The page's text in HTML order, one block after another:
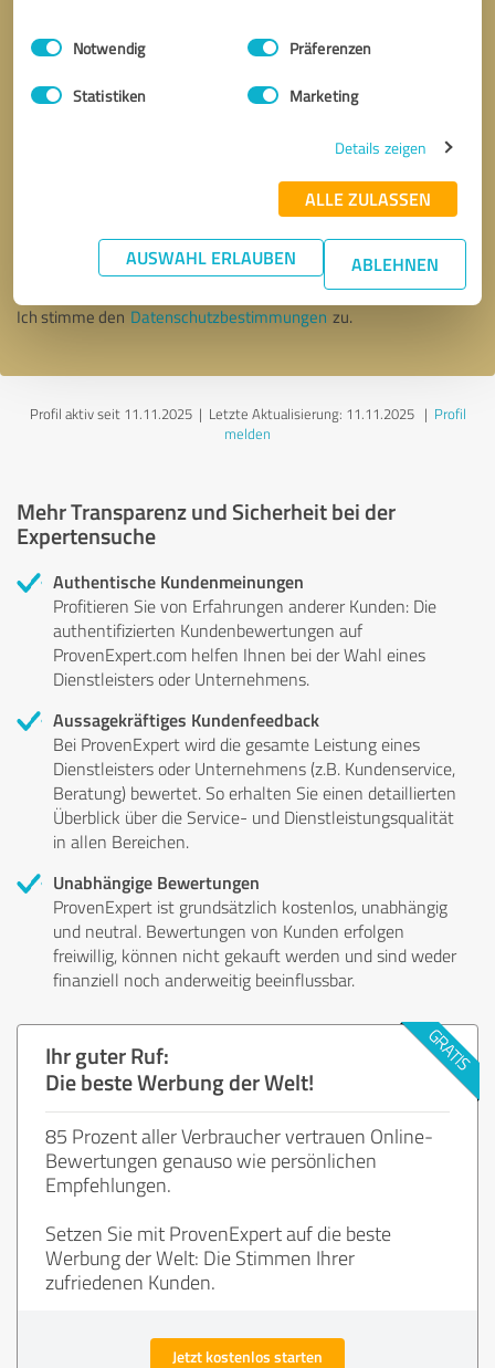
Impressum Datenschutzbestimmungen
Einwilligungsauswahl
Notwendig Präferenzen
Statistiken Marketing
Details zeigen
ALLE ZULASSEN
AUSWAHL ERLAUBEN ABLEHNEN
* Erforderliche Angaben
Nachricht senden
Ich stimme den Datenschutzbestimmungen zu.
Profil aktiv seit 11.11.2025 | Letzte Aktualisierung: 11.11.2025| Profil
melden
Mehr Transparenz und Sicherheit bei der
Expertensuche
Authentische Kundenmeinungen
Profitieren Sie von Erfahrungen anderer Kunden: Die
authentifizierten Kundenbewertungen auf
ProvenExpert.com helfen Ihnen bei der Wahl eines
Dienstleisters oder Unternehmens.
Aussagekräftiges Kundenfeedback
Bei ProvenExpert wird die gesamte Leistung eines
Dienstleisters oder Unternehmens (z.B. Kundenservice,
Beratung) bewertet. So erhalten Sie einen detaillierten
Überblick über die Service- und Dienstleistungsqualität
in allen Bereichen.
Unabhängige Bewertungen
ProvenExpert ist grundsätzlich kostenlos, unabhängig
und neutral. Bewertungen von Kunden erfolgen
freiwillig, können nicht gekauft werden und sind weder
finanziell noch anderweitig beeinflussbar.
Ihr guter Ruf:
Die beste Werbung der Welt!
85 Prozent aller Verbraucher vertrauen Online-
Bewertungen genauso wie persönlichen
Empfehlungen.
Setzen Sie mit ProvenExpert auf die beste
Werbung der Welt: Die Stimmen Ihrer
zufriedenen Kunden.
Jetzt kostenlos starten